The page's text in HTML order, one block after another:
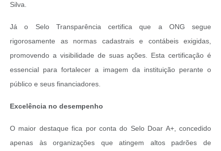
Silva.
Já o Selo Transparência certifica que a ONG segue
rigorosamente as normas cadastrais e contábeis exigidas,
promovendo a visibilidade de suas ações. Esta certificação é
essencial para fortalecer a imagem da instituição perante o
público e seus financiadores.
Excelência no desempenho
O maior destaque fica por conta do Selo Doar A+, concedido
apenas às organizações que atingem altos padrões de